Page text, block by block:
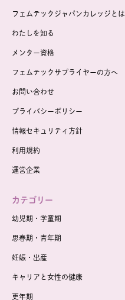
フェムテックジャパンカレッジとは
わたしを知る
メンター資格
フェムテックサプライヤーの方へ
お問い合わせ
プライバシーポリシー
情報セキュリティ方針
利用規約
運営企業
カテゴリー
幼児期・学童期
思春期・青年期
妊娠・出産
キャリアと女性の健康
更年期